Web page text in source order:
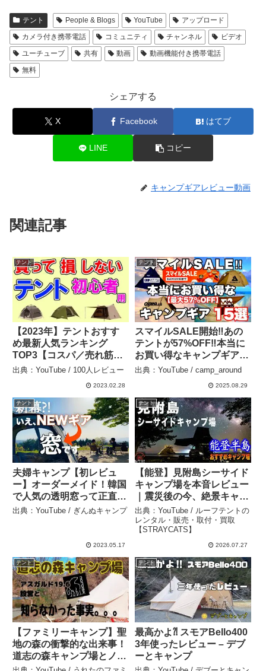
テント People & Blogs YouTube
アップロード
カメラ付き携帯電話
コミュニティ チャンネル
ビデオ
ユーチューブ
共有 動画
動画機能付き携帯電話
無料
シェアする
X Facebook はてブ
LINE コピー
キャンプギアレビュー動画
関連記事
テント
【2023年】テントおすす
め最新人気ランキング
TOP3【コスパ／売れ筋／
レビュー】 – 100人レビュ
出典：YouTube / 100人レビュー
2023.02.28
テント
スマイルSALE開始‼︎あの
テントが57%OFF‼️本当に
お買い得なキャンプギア15
選【GRIPSWANY・サバテ
出典：YouTube / camp_around
2025.08.29
テント
夫婦キャンプ【初レビュ
ー】オーダーメイド！韓国
で人気の透明窓って正直ど
う？｜マルチグリドル絶品
ャンプ場】 – ぎんぬキャン
プ
出典：YouTube / ぎんぬキャンプ
2023.05.17
テント
【能登】見附島シーサイド
キャンプ場を本音レビュー
｜震災後の今、絶景キャン
プ場はどうなった？ – ルー
フテントのレンタル・販
売・取付・買取
【STRAYCATS】
出典：YouTube / ルーフテントの
レンタル・販売・取付・買取
【STRAYCATS】
2026.07.27
テント
【ファミリーキャンプ】聖
地の森の衝撃的な出来事！
道志の森キャンプ場とノル
ディスクアスガルド19.6設
テント
最高かよ⁈ スモアBello400
3年使ったレビュー – デブ
ーとキャンプ